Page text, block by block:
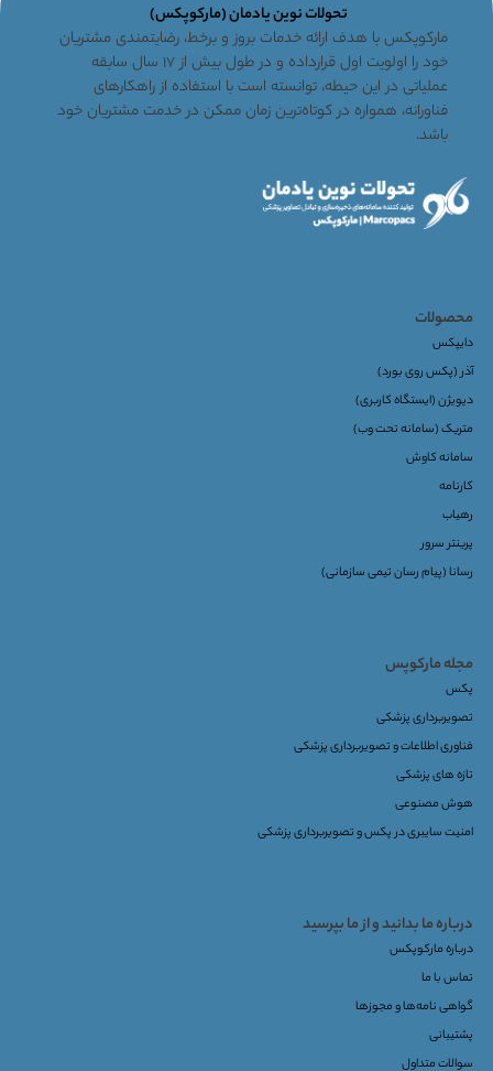
تحولات نوین یادمان (مارکوپکس)
مارکوپکس با هدف ارائه خدمات بروز و برخط، رضایتمندی مشتریان
خود را اولویت اول قرارداده و در طول بیش از ۱۷ سال سابقه
عملیاتی در این حیطه، توانسته است با استفاده از راهکارهای
فناورانه، همواره در کوتاه‌ترین زمان ممکن در خدمت مشتریان خود
باشد.
محصولات
دایپکس
آذر (پکس روی بورد)
دیویژن (ایستگاه کاربری)
متریک (سامانه تحت وب)
سامانه کاوش
کارنامه
رهیاب
پرینتر سرور
رسانا (پیام رسان تیمی سازمانی)
مجله مارکوپس
پکس
تصویربرداری پزشکی
فناوری اطلاعات و تصویربرداری پزشکی
تازه های پزشکی
هوش مصنوعی
امنیت سایبری در پکس و تصویربرداری پزشکی
درباره ما بدانید و از ما بپرسید
درباره مارکوپکس
تماس با ما
گواهی نامه‌ها و مجوزها
پشتیبانی
سوالات متداول